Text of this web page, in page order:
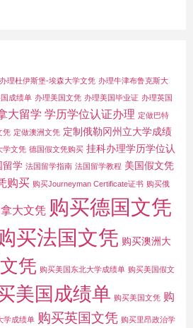
办理杜伊斯堡-埃森大学文凭 办理牛津布鲁克斯大
成绩单 办理美国文凭 办理美国毕业证 办理英国
大留学 学历学位认证办理 定做巴特
凭 定做澳洲文凭 定制俄勒冈州立大学成绩
学文凭 德国假文凭购买 挂科办理学历学位认
留学 法国留学指南 法国留学教程 美国假文凭
购买 购买Journeyman Certificate证书 购买俄
大文凭 购买德国文凭
买法国文凭 购买澳洲大
凭 购买美国东北大学成绩单 购买美国假文
美国成绩单 购买美国文凭 购
学成绩单 购买英国文凭 购买里昂政治学